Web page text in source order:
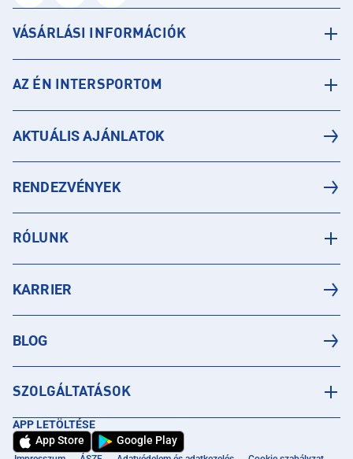
VÁSÁRLÁSI INFORMÁCIÓK
AZ ÉN INTERSPORTOM
AKTUÁLIS AJÁNLATOK
RENDEZVÉNYEK
RÓLUNK
KARRIER
BLOG
SZOLGÁLTATÁSOK
APP LETÖLTÉSE
App Store
Google Play